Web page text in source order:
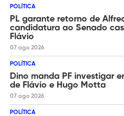
POLÍTICA
PL garante retorno de
candidatura ao Senado
Flávio
07 ago 2026
POLÍTICA
Dino manda PF investigar
de Flávio e Hugo Motta
07 ago 2026
POLÍTICA